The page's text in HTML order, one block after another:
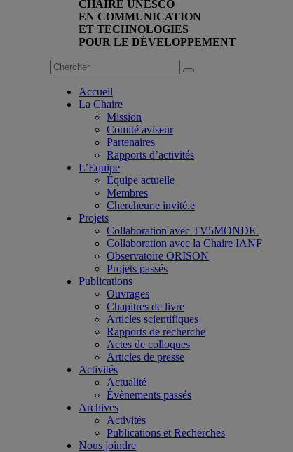
CHAIRE UNESCO
EN COMMUNICATION
ET TECHNOLOGIES
POUR LE DÉVELOPPEMENT
Accueil
La Chaire
Mission
Comité aviseur
Partenaires
Rapports d’activités
L’Equipe
Équipe actuelle
Membres
Chercheur.e invité.e
Projets
Collaboration avec TV5MONDE
Collaboration avec la Chaire IANF
Observatoire ORISON
Projets passés
Publications
Ouvrages
Chapitres de livre
Articles scientifiques
Rapports de recherche
Actes de colloques
Articles de presse
Activités
Actualité
Évènements passés
Archives
Activités
Publications et Recherches
Nous joindre